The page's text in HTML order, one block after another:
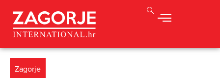
Zagorje